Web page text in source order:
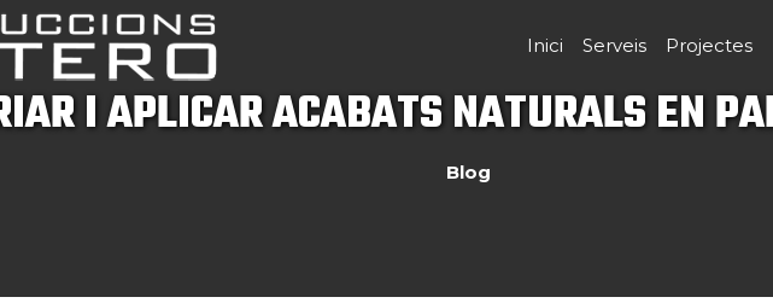
Inici Serveis Projectes
I APLICAR ACABATS NATURALS EN
Blog